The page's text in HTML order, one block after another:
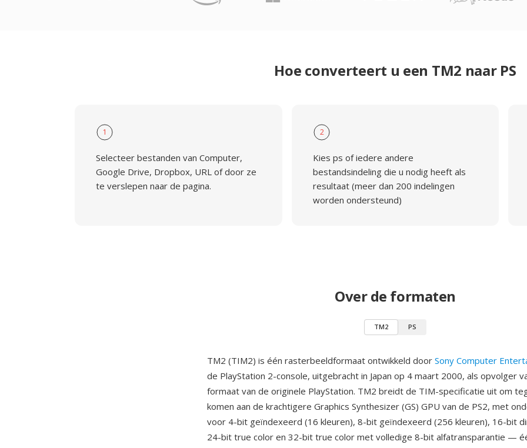
Hoe converteert u een TM2 naar PS
1
Selecteer bestanden van Computer,
Google Drive, Dropbox, URL of door ze
te verslepen naar de pagina.
2
Kies ps of iedere andere
bestandsindeling die u nodig heeft als
resultaat (meer dan 200 indelingen
worden ondersteund)
Over de formaten
TM2 PS
TM2 (TIM2) is één rasterbeeldformaat ontwikkeld door Sony Computer
de PlayStation 2-console, uitgebracht in Japan op 4 maart 2000, als opvolger
formaat van de originele PlayStation. TM2 breidt de TIM-specificatie uit om
komen aan de krachtigere Graphics Synthesizer (GS) GPU van de PS2, met
voor 4-bit geïndexeerd (16 kleuren), 8-bit geïndexeerd (256 kleuren), 16-bit
24-bit true color en 32-bit true color met volledige 8-bit alfatransparantie —